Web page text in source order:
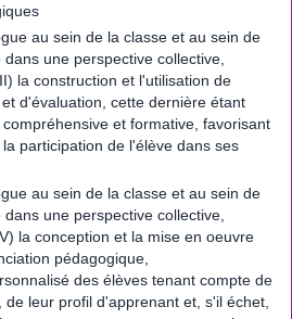
au sein de la classe et au sein de
une perspective collective,
la construction et l'utilisation de
d'évaluation, cette dernière étant
et formative, favorisant
participation de l'élève dans ses
au sein de la classe et au sein de
une perspective collective,
la conception et la mise en oeuvre
pédagogique,
des élèves tenant compte de
de leur profil d'apprenant et, s'il échet,